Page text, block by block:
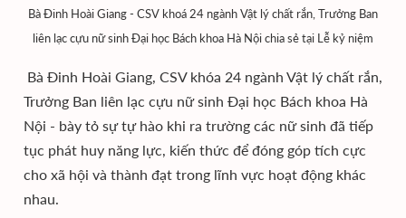
Bà Đinh Hoài Giang - CSV khoá 24 ngành Vật lý chất rắn, Trưởng Ban
liên lạc cựu nữ sinh Đại học Bách khoa Hà Nội chia sẻ tại Lễ kỷ niệm
Bà Đinh Hoài Giang, CSV khóa 24 ngành Vật lý chất rắn,
Trưởng Ban liên lạc cựu nữ sinh Đại học Bách khoa Hà
Nội - bày tỏ sự tự hào khi ra trường các nữ sinh đã tiếp
tục phát huy năng lực, kiến thức để đóng góp tích cực
cho xã hội và thành đạt trong lĩnh vực hoạt động khác
nhau.